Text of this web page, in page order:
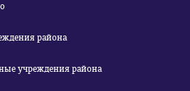
района
учреждения района